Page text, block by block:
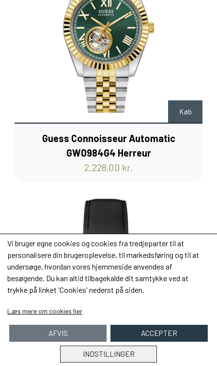
Køb
Guess Connoisseur Automatic
GW0984G4 Herreur
2.228,00 kr.
Vi bruger egne cookies og cookies fra tredjeparter til at
personalisere din brugeroplevelse, til markedsføring og til at
undersøge, hvordan vores hjemmeside anvendes af
besøgende. Du kan altid tilbagekalde dit samtykke ved at
trykke på linket 'Cookies' nederst på siden.
Læs mere om cookies her
INDSTILLINGER
AFVIS ACCEPTER